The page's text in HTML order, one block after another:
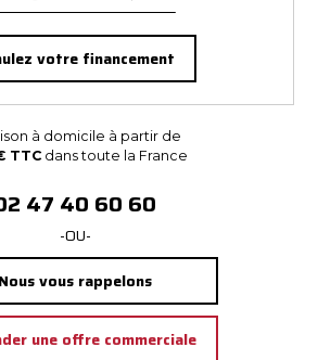
votre financement
à domicile à partir de
TTC dans toute la France
47 40 60 60
-OU-
Nous vous rappelons
une offre commerciale